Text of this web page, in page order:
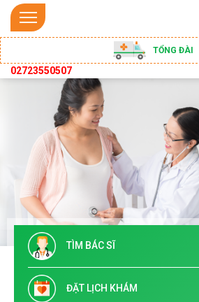
TỔNG ĐÀI
02723550507
TÌM BÁC SĨ
ĐẶT LỊCH KHÁM